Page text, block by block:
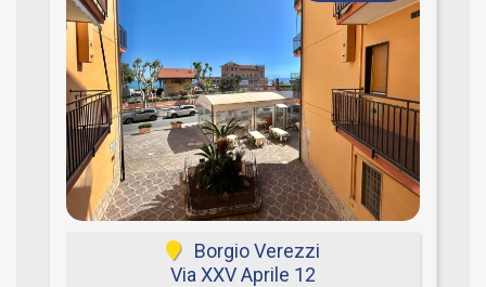
Borgio Verezzi
Via XXV Aprile 12